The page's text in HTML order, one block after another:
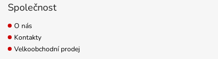
Společnost
O nás
Kontakty
Velkoobchodní prodej